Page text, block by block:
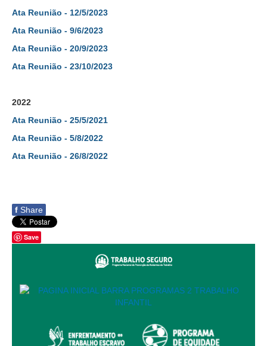
Aprendizagem
Moral, do Assédio Sexual e da Discriminação
Comitê Gestor do Plano de Contratações e Aquisições
no Âmbito do TRT11
Grupo Operacional do Centro de Inteligência
Comitê de Equidade de Raça, Gênero e Diversidade
Comissão de Justiça Itinerante
Ata Reunião - 12/5/2023
Ata Reunião - 9/6/2023
Ata Reunião - 20/9/2023
Ata Reunião - 23/10/2023
2022
Ata Reunião - 25/5/2021
Ata Reunião - 5/8/2022
Ata Reunião - 26/8/2022
f Share
Save